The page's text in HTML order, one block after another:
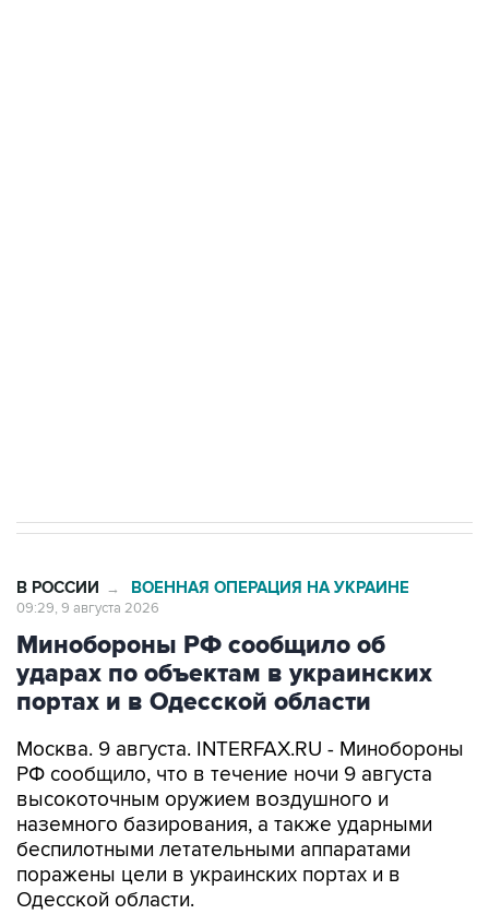
В РОССИИ → ВОЕННАЯ ОПЕРАЦИЯ НА УКРАИНЕ
09:29, 9 августа 2026
Минобороны РФ сообщило об
ударах по объектам в украинских
портах и в Одесской области
Москва. 9 августа. INTERFAX.RU - Минобороны
РФ сообщило, что в течение ночи 9 августа
высокоточным оружием воздушного и
наземного базирования, а также ударными
беспилотными летательными аппаратами
поражены цели в украинских портах и в
Одесской области.